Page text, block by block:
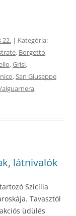
22. | Kategória:
, Borgetto,
,Grisi,
,San Giuseppe
,
látnivalók
Szicília
Tavasztól
üdülés